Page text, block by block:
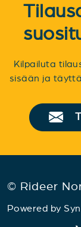
Kilpailuta
sisään ja
© Rideer
Powered by